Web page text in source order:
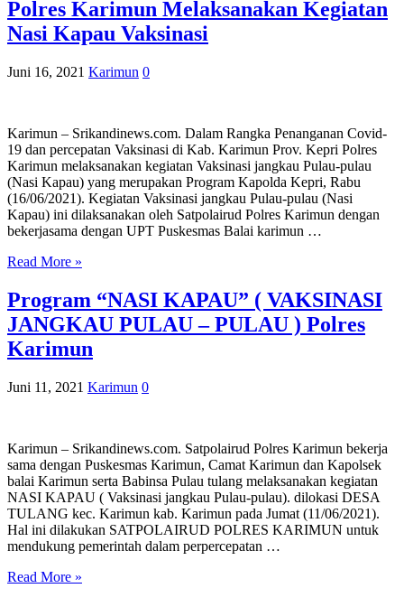
Polres Karimun Melaksanakan Kegiatan
Nasi Kapau Vaksinasi
Juni 16, 2021 Karimun 0
Karimun – Srikandinews.com. Dalam Rangka Penanganan Covid-
19 dan percepatan Vaksinasi di Kab. Karimun Prov. Kepri Polres
Karimun melaksanakan kegiatan Vaksinasi jangkau Pulau-pulau
(Nasi Kapau) yang merupakan Program Kapolda Kepri, Rabu
(16/06/2021). Kegiatan Vaksinasi jangkau Pulau-pulau (Nasi
Kapau) ini dilaksanakan oleh Satpolairud Polres Karimun dengan
bekerjasama dengan UPT Puskesmas Balai karimun …
Read More »
Program “NASI KAPAU” ( VAKSINASI
JANGKAU PULAU – PULAU ) Polres
Karimun
Juni 11, 2021 Karimun 0
Karimun – Srikandinews.com. Satpolairud Polres Karimun bekerja
sama dengan Puskesmas Karimun, Camat Karimun dan Kapolsek
balai Karimun serta Babinsa Pulau tulang melaksanakan kegiatan
NASI KAPAU ( Vaksinasi jangkau Pulau-pulau). dilokasi DESA
TULANG kec. Karimun kab. Karimun pada Jumat (11/06/2021).
Hal ini dilakukan SATPOLAIRUD POLRES KARIMUN untuk
mendukung pemerintah dalam perpercepatan …
Read More »